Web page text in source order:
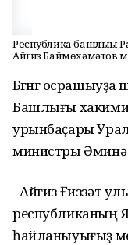
Республика башлығы
Айгиз Баймөхәмәтов
Бөгөнгө
Башлығы
урынбаҫары
министры
- Айгиз Ғиззәт
республиканың
һайланыуығыҙ